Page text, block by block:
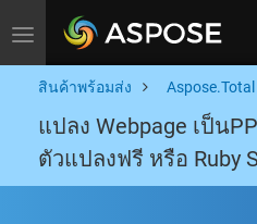
Toggle navigation
สินค้าพร้อมส่ง Aspose.Total
แปลง Webpage เป็น
ตัวแปลงฟรี หรือ Ruby